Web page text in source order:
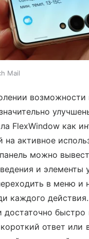
Mail
возможности
FlexWindow как
на активное
можно
и элементы
в меню и
каждого
достаточно быстро
ответ или